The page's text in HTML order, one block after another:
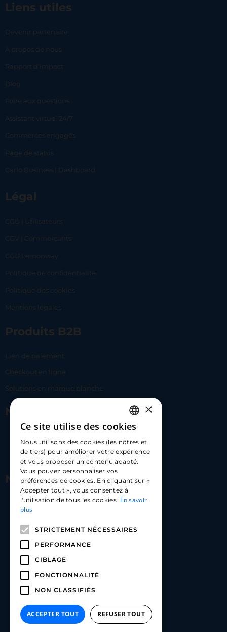
Liens utiles
Devenir partenaire
À propos de nous
Rapport d’impact
Blog
Foire aux questions
Assistant virtuel 24/7
Commerces engagés
Page de status
Carlo Business | Dashboard
Légal
CGU | Utilisateurs
CGV | Commerçants
CGU Lemonway
Politique de confidentialité
Politique des cookies
Mentions légales
Produits B2B
Lien de paiement
Checkout en ligne
Solutions en marque blanche
Nous contacter
hello@carloapp.com
Nous suivre
Carlo App | Instagram
Carlo App | Linkedin
FRENCH
ENGLISH
SPANISH
×
Ce site utilise des cookies
Nous utilisons des cookies (les nôtres et
de tiers) pour améliorer votre expérience
et vous proposer un contenu adapté.
Vous pouvez personnaliser vos
préférences de cookies. En cliquant sur «
Accepter tout », vous consentez à
l'utilisation de tous les cookies. En savoir
plus
STRICTEMENT NÉCESSAIRES
PERFORMANCE
CIBLAGE
FONCTIONNALITÉ
NON CLASSIFIÉS
ACCEPTER TOUT REFUSER TOUT